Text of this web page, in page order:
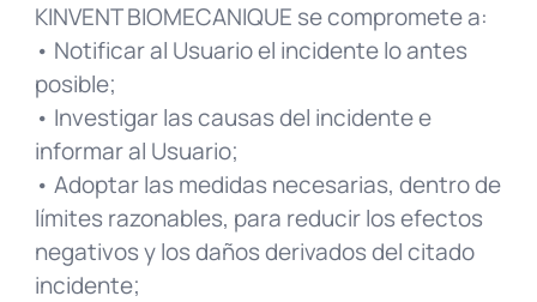
KINVENT BIOMECANIQUE se compromete a:
• Notificar al Usuario el incidente lo antes
posible;
• Investigar las causas del incidente e
informar al Usuario;
• Adoptar las medidas necesarias, dentro de
límites razonables, para reducir los efectos
negativos y los daños derivados del citado
incidente;